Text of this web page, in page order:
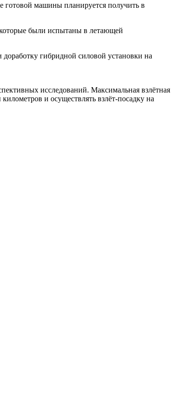
готовой машины планируется получить в
были испытаны в летающей
гибридной силовой установки на
исследований. Максимальная взлётная
и осуществлять взлёт-посадку на